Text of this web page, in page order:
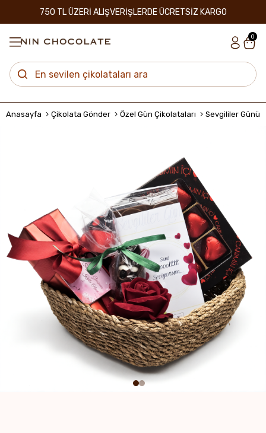
750 TL ÜZERİ ALIŞVERİŞLERDE ÜCRETSİZ KARGO
0
Anasayfa Çikolata Gönder Özel Gün Çikolataları Sevgililer Günü